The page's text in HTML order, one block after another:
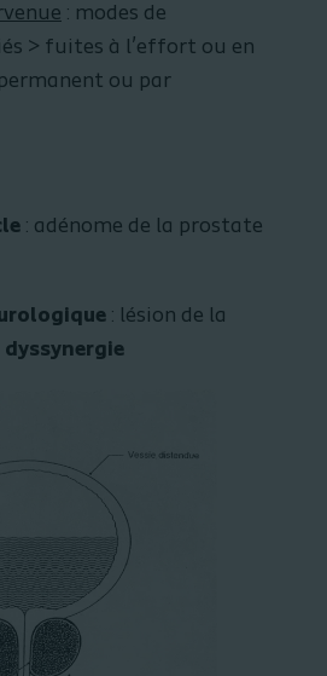
: modes de
> fuites à l’effort ou en
ou par
: adénome de la prostate
: lésion de la
dyssynergie